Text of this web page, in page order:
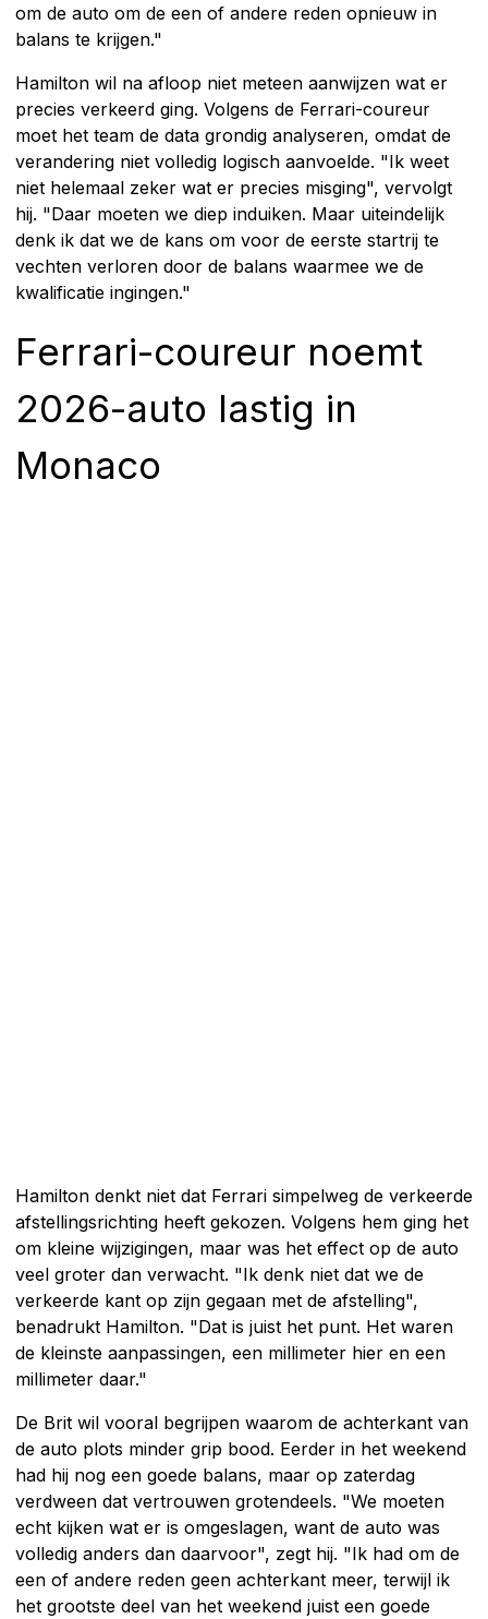
om de auto om de een of andere reden opnieuw in
balans te krijgen."
Hamilton wil na afloop niet meteen aanwijzen wat er
precies verkeerd ging. Volgens de Ferrari-coureur
moet het team de data grondig analyseren, omdat de
verandering niet volledig logisch aanvoelde. "Ik weet
niet helemaal zeker wat er precies misging", vervolgt
hij. "Daar moeten we diep induiken. Maar uiteindelijk
denk ik dat we de kans om voor de eerste startrij te
vechten verloren door de balans waarmee we de
kwalificatie ingingen."
Ferrari-coureur noemt
2026-auto lastig in
Monaco
Hamilton denkt niet dat Ferrari simpelweg de verkeerde
afstellingsrichting heeft gekozen. Volgens hem ging het
om kleine wijzigingen, maar was het effect op de auto
veel groter dan verwacht. "Ik denk niet dat we de
verkeerde kant op zijn gegaan met de afstelling",
benadrukt Hamilton. "Dat is juist het punt. Het waren
de kleinste aanpassingen, een millimeter hier en een
millimeter daar."
De Brit wil vooral begrijpen waarom de achterkant van
de auto plots minder grip bood. Eerder in het weekend
had hij nog een goede balans, maar op zaterdag
verdween dat vertrouwen grotendeels. "We moeten
echt kijken wat er is omgeslagen, want de auto was
volledig anders dan daarvoor", zegt hij. "Ik had om de
een of andere reden geen achterkant meer, terwijl ik
het grootste deel van het weekend juist een goede